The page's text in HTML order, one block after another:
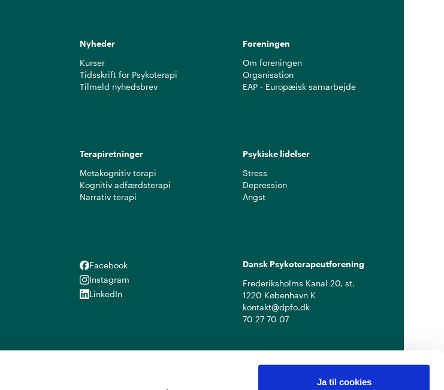
Ja til cookies
Nyheder
Kurser
Tidsskrift for Psykoterapi
Tilmeld nyhedsbrev
Foreningen
Om foreningen
Organisation
EAP - Europæisk samarbejde
Terapiretninger
Metakognitiv terapi
Kognitiv adfærdsterapi
Narrativ terapi
Psykiske lidelser
Stress
Depression
Angst
Facebook
Facebook
Instagram
Instagram
LinkedIn
LinkedIn
Dansk Psykoterapeutforening
Frederiksholms Kanal 20, st.
1220 København K
kontakt@dpfo.dk
70 27 70 07